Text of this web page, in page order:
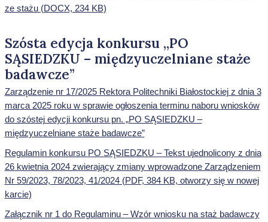
ze stażu (DOCX, 234 KB)
Szósta edycja konkursu „PO
SĄSIEDZKU – międzyuczelniane staże
badawcze”
Zarządzenie nr 17/2025 Rektora Politechniki Białostockiej z dnia 3
marca 2025 roku w sprawie ogłoszenia terminu naboru wniosków
do szóstej edycji konkursu pn. „PO SĄSIEDZKU –
międzyuczelniane staże badawcze”
Regulamin konkursu PO SĄSIEDZKU – Tekst ujednolicony z dnia
26 kwietnia 2024 zwierający zmiany wprowadzone Zarządzeniem
Nr 59/2023, 78/2023, 41/2024 (PDF, 384 KB, otworzy się w nowej
karcie)
Załącznik nr 1 do Regulaminu – Wzór wniosku na staż badawczy